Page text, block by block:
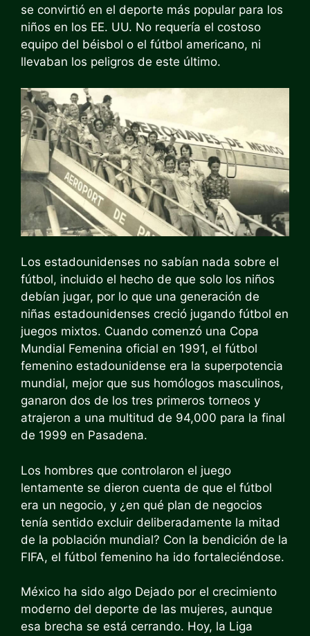
se convirtió en el deporte más popular para los
niños en los EE. UU. No requería el costoso
equipo del béisbol o el fútbol americano, ni
llevaban los peligros de este último.
Los estadounidenses no sabían nada sobre el
fútbol, ​​incluido el hecho de que solo los niños
debían jugar, por lo que una generación de
niñas estadounidenses creció jugando fútbol en
juegos mixtos. Cuando comenzó una Copa
Mundial Femenina oficial en 1991, el fútbol
femenino estadounidense era la superpotencia
mundial, mejor que sus homólogos masculinos,
ganaron dos de los tres primeros torneos y
atrajeron a una multitud de 94,000 para la final
de 1999 en Pasadena.
Los hombres que controlaron el juego
lentamente se dieron cuenta de que el fútbol
era un negocio, y ¿en qué plan de negocios
tenía sentido excluir deliberadamente la mitad
de la población mundial? Con la bendición de la
FIFA, el fútbol femenino ha ido fortaleciéndose.
México ha sido algo Dejado por el crecimiento
moderno del deporte de las mujeres, aunque
esa brecha se está cerrando. Hoy, la Liga